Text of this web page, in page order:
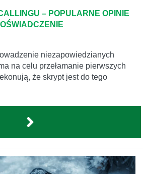
– POPULARNE OPINIE
niezapowiedzianych
na celu przełamanie pierwszych
że skrypt jest do tego